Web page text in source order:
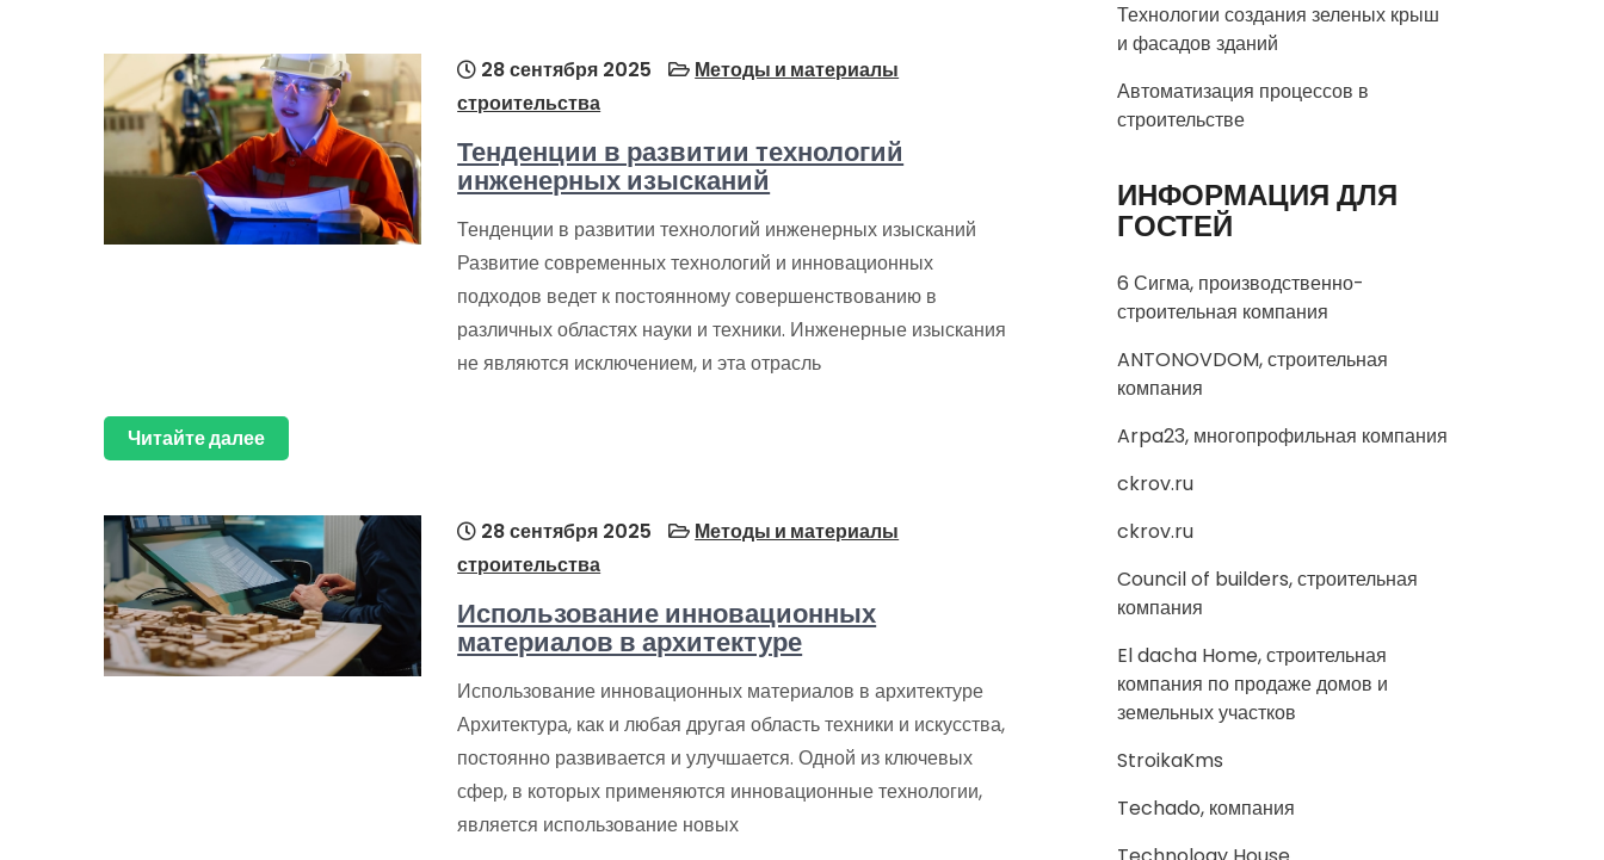
28 сентября 2025
Методы и материалы
строительства
Тенденции в развитии технологий
инженерных изысканий
Тенденции в развитии технологий инженерных изысканий
Развитие современных технологий и инновационных
подходов ведет к постоянному совершенствованию в
различных областях науки и техники. Инженерные изыскания
не являются исключением, и эта отрасль
Читайте далее
28 сентября 2025
Методы и материалы
строительства
Использование инновационных
материалов в архитектуре
Использование инновационных материалов в архитектуре
Архитектура, как и любая другая область техники и искусства,
постоянно развивается и улучшается. Одной из ключевых
сфер, в которых применяются инновационные технологии,
является использование новых
Технологии создания зеленых крыш
и фасадов зданий
Автоматизация процессов в
строительстве
ИНФОРМАЦИЯ ДЛЯ
ГОСТЕЙ
6 Сигма, производственно-
строительная компания
ANTONOVDOM, строительная
компания
Arpa23, многопрофильная компания
ckrov.ru
ckrov.ru
Council of builders, строительная
компания
El dacha Home, строительная
компания по продаже домов и
земельных участков
StroikaKms
Techado, компания